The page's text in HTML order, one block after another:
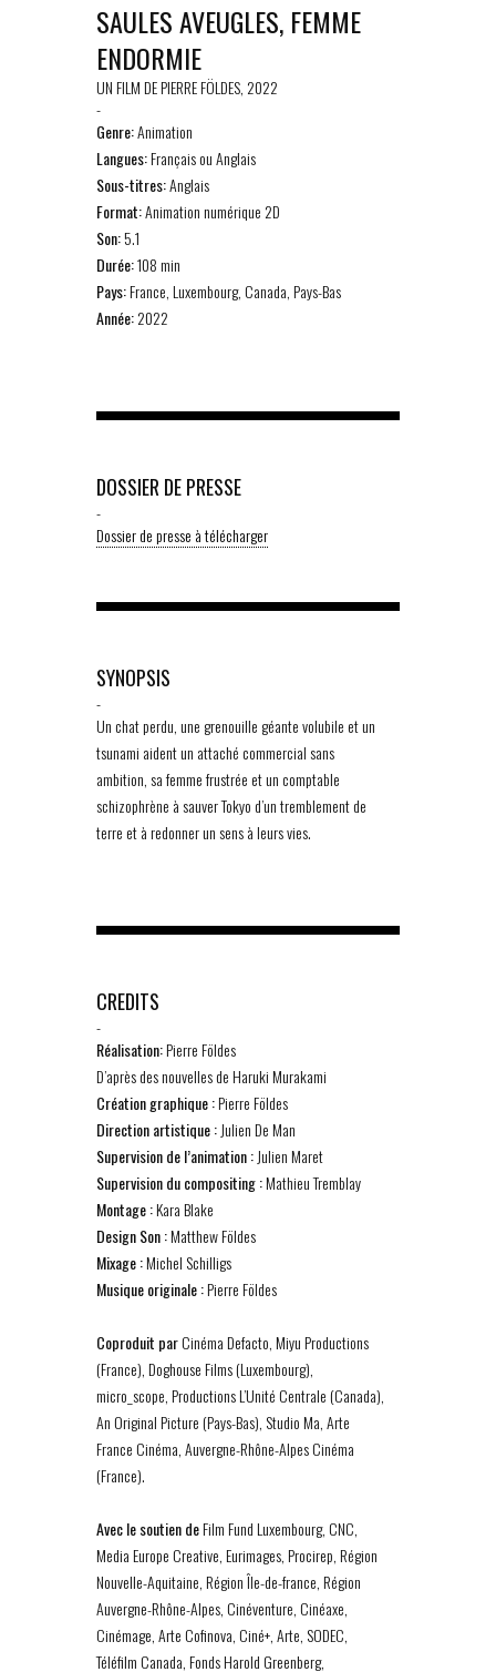
SAULES AVEUGLES, FEMME
ENDORMIE
UN FILM DE PIERRE FÖLDES, 2022
-
Genre:Animation
Langues:Français ou Anglais
Sous-titres:Anglais
Format:Animation numérique 2D
Son:5.1
Durée:108 min
Pays:France, Luxembourg, Canada, Pays-Bas
Année:2022
DOSSIER DE PRESSE
-
Dossier de presse à télécharger
SYNOPSIS
-
Un chat perdu, une grenouille géante volubile et un
tsunami aident un attaché commercial sans
ambition, sa femme frustrée et un comptable
schizophrène à sauver Tokyo d’un tremblement de
terre et à redonner un sens à leurs vies.
CREDITS
-
Réalisation:Pierre Földes
D’après des nouvelles de Haruki Murakami
Création graphique :Pierre Földes
Direction artistique :Julien De Man
Supervision de l’animation :Julien Maret
Supervision du compositing :Mathieu Tremblay
Montage :Kara Blake
Design Son :Matthew Földes
Mixage :Michel Schilligs
Musique originale :Pierre Földes
Coproduit parCinéma Defacto, Miyu Productions
(France), Doghouse Films (Luxembourg),
micro_scope, Productions L’Unité Centrale (Canada),
An Original Picture (Pays-Bas), Studio Ma, Arte
France Cinéma, Auvergne-Rhône-Alpes Cinéma
(France).
Avec le soutien deFilm Fund Luxembourg, CNC,
Media Europe Creative, Eurimages, Procirep, Région
Nouvelle-Aquitaine, Région Île-de-france, Région
Auvergne-Rhône-Alpes, Cinéventure, Cinéaxe,
Cinémage, Arte Cofinova, Ciné+, Arte, SODEC,
Téléfilm Canada, Fonds Harold Greenberg,